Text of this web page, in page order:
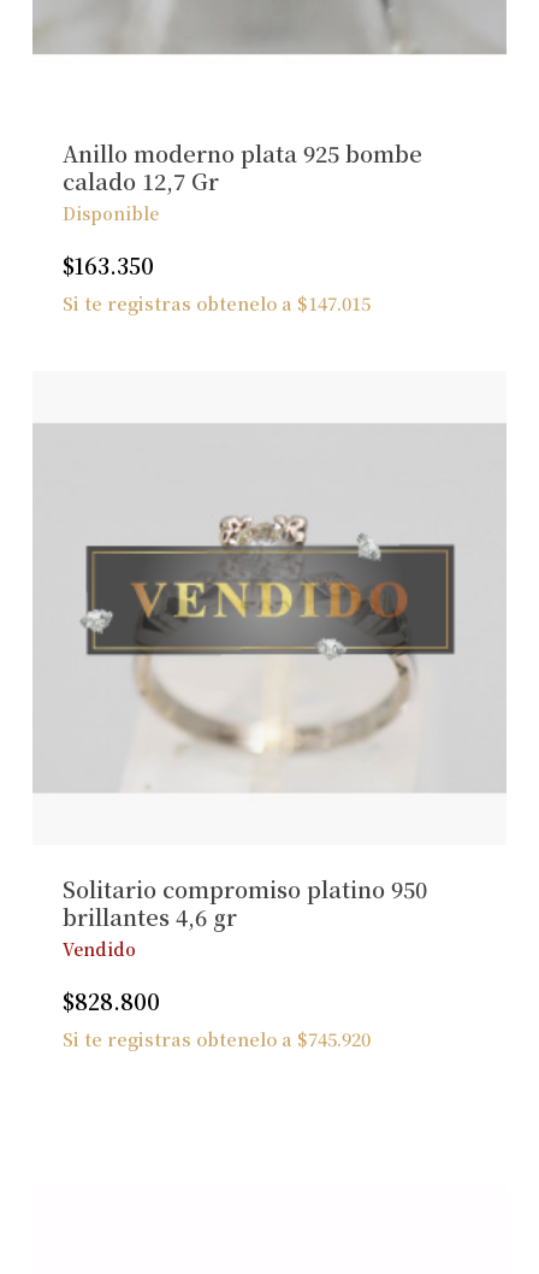
Ver Joyas
Anillo moderno plata 925 bombe
calado 12,7 Gr
Disponible
$163.350
Si te registras obtenelo a $147.015
Solitario compromiso platino 950
brillantes 4,6 gr
Vendido
$828.800
Si te registras obtenelo a $745.920